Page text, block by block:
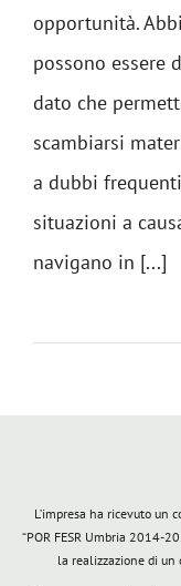
opportunità.
possono essere
dato che
scambiarsi
a dubbi
situazioni a
navigano in [...]
L’impresa ha ricevuto un
“POR FESR Umbria 2014-
la realizzazione di un